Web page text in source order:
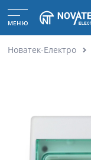
МЕНЮ
Новатек-Електро